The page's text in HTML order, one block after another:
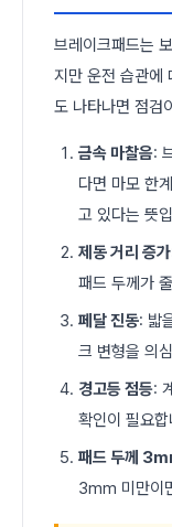
브레이크패드는
지만 운전 습관에
도 나타나면 점검
금속 마찰음:
다면 마모 한
고 있다는 뜻
제동 거리 증가
패드 두께가
페달 진동: 밟
크 변형을 의
경고등 점등:
확인이 필요합
패드 두께
3mm 미만이